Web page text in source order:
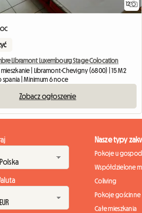
12
Libramont Luxembourg Stage Colocation
| Libramont-Chevigny (6800) | 15 M2
spania | Minimum 6 noce
Zobacz ogłoszenie
Nasze typy
Pokoje u
Współdzielone
Coliving
Pokoje gościnne
Całe mieszkania